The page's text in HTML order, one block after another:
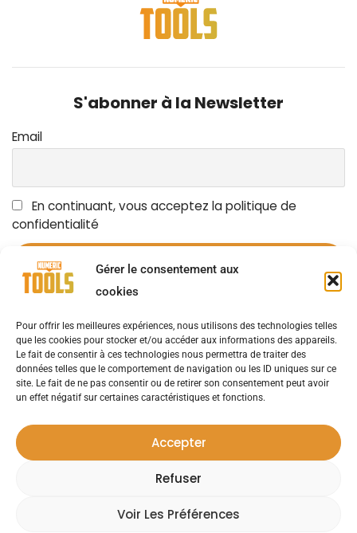
Gérer le consentement aux
cookies
Pour offrir les meilleures expériences, nous utilisons des technologies telles
que les cookies pour stocker et/ou accéder aux informations des appareils.
Le fait de consentir à ces technologies nous permettra de traiter des
données telles que le comportement de navigation ou les ID uniques sur ce
site. Le fait de ne pas consentir ou de retirer son consentement peut avoir
un effet négatif sur certaines caractéristiques et fonctions.
Accepter
Refuser
Voir Les Préférences
S'abonner à la Newsletter
Email
En continuant, vous acceptez la politique de
confidentialité
OUTILS NUMÉRIQUES LES ACTUALITÉS AVIS D’EXPERTS
NOUVELLES D’ENTREPRISE SOLUTIONS
Confidentialité